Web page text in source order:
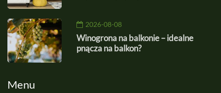
2026-08-08
Winogrona na balkonie – idealne
pnącza na balkon?
Menu